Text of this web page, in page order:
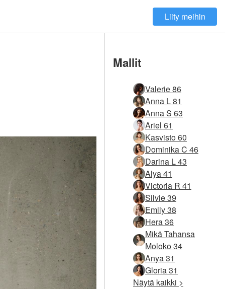
Liity meihin
Mallit
Valerie 86
Anna L 81
Anna S 63
Ariel 61
Kasvisto 60
Dominika C 46
Darina L 43
Alya 41
Victoria R 41
Silvie 39
Emily 38
Hera 36
Mikä Tahansa
Moloko 34
Anya 31
Gloria 31
Näytä kaikki >